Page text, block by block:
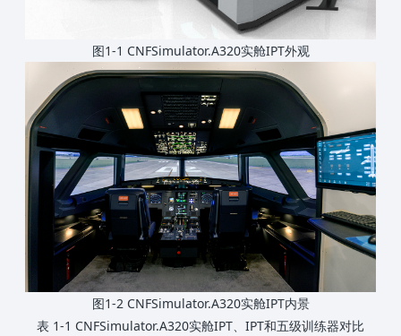
图1-1 CNFSimulator.A320实舱IPT外观
图1-2 CNFSimulator.A320实舱IPT内景
表 1-1 CNFSimulator.A320实舱IPT、IPT和五级训练器对比